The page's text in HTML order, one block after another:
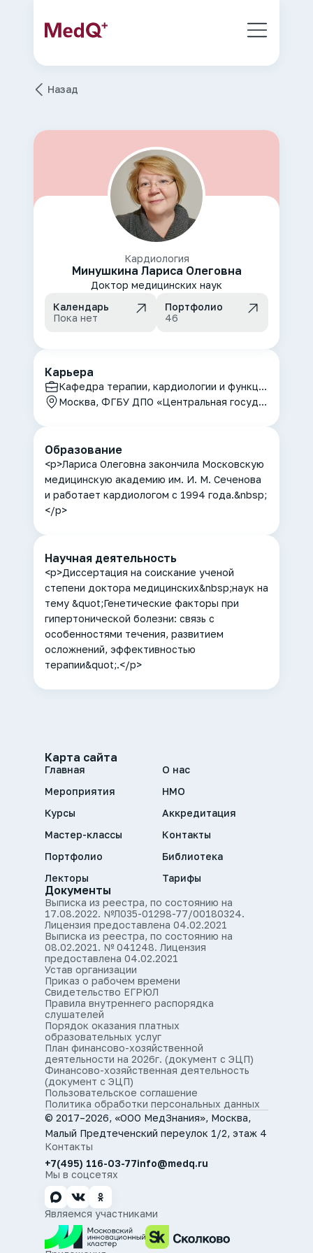
Назад
Кардиология
Минушкина Лариса Олеговна
Доктор медицинских наук
Календарь
Пока нет
Портфолио
46
Карьера
Кафедра терапии, кардиологии и функциональной диагностики с курсом нефрологии
Москва, ФГБУ ДПО «Центральная государственная медицинская академия» УД Президента РФ
Образование
<p>Лариса Олеговна закончила Московскую
медицинскую академию им. И. М. Сеченова
и работает кардиологом с 1994 года.&nbsp;
</p>
Научная деятельность
<p>Диссертация на соискание ученой
степени доктора медицинских&nbsp;наук на
тему &quot;Генетические факторы при
гипертонической болезни: связь с
особенностями течения, развитием
осложнений, эффективностью
терапии&quot;.</p>
Карта сайта
Главная
Мероприятия
Курсы
Мастер-классы
Портфолио
Лекторы
О нас
НМО
Аккредитация
Контакты
Библиотека
Тарифы
Документы
Выписка из реестра, по состоянию на
17.08.2022. №Л035-01298-77/00180324.
Лицензия предоставлена 04.02.2021
Выписка из реестра, по состоянию на
08.02.2021. № 041248. Лицензия
предоставлена 04.02.2021
Устав организации
Приказ о рабочем времени
Свидетельство ЕГРЮЛ
Правила внутреннего распорядка
слушателей
Порядок оказания платных
образовательных услуг
План финансово-хозяйственной
деятельности на 2026г. (документ с ЭЦП)
Финансово-хозяйственная деятельность
(документ с ЭЦП)
Пользовательское соглашение
Политика обработки персональных данных
© 2017–2026, «ООО МедЗнания», Москва,
Малый Предтеченский переулок 1/2, этаж 4
Контакты
+7(495) 116-03-77info@medq.ru
Мы в соцсетях
Являемся участниками